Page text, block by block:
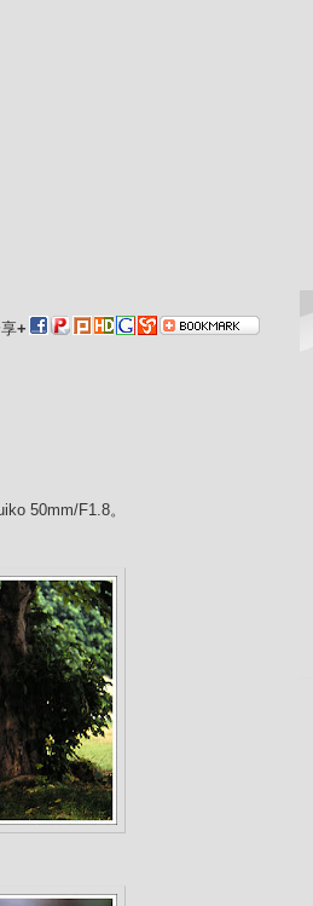
+
50mm/F1.8。